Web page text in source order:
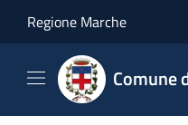
Regione Marche
Comune